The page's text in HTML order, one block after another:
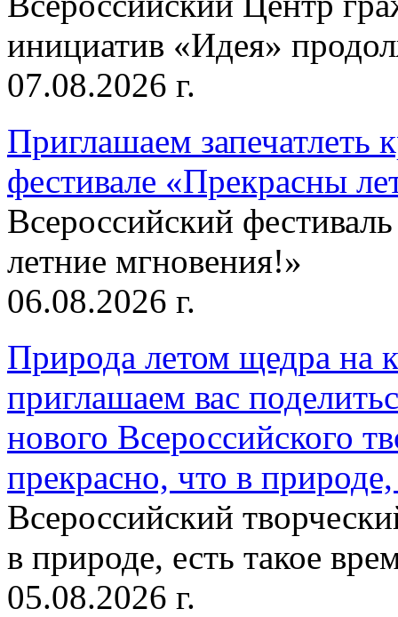
инициатив «Идея»
07.08.2026 г.
Приглашаем запечатлеть
фестивале «Прекрасны
Всероссийский
летние мгновения!»
06.08.2026 г.
Природа летом щедра на
приглашаем вас
нового Всероссийского
прекрасно, что в
Всероссийский
в природе, есть такое
05.08.2026 г.